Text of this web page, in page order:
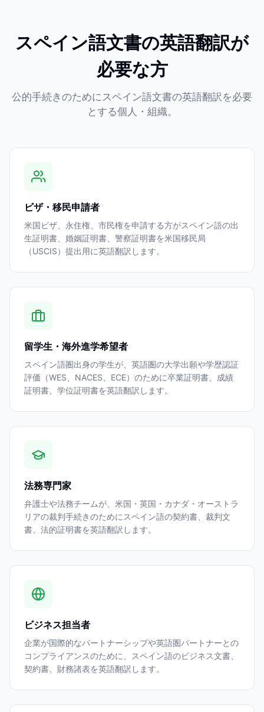
スペイン語文書の英語翻訳が
必要な方
公的手続きのためにスペイン語文書の英語翻訳を必要
とする個人・組織。
ビザ・移民申請者
米国ビザ、永住権、市民権を申請する方がスペイン語の出
生証明書、婚姻証明書、警察証明書を米国移民局
（USCIS）提出用に英語翻訳します。
留学生・海外進学希望者
スペイン語圏出身の学生が、英語圏の大学出願や学歴認証
評価（WES、NACES、ECE）のために卒業証明書、成績
証明書、学位証明書を英語翻訳します。
法務専門家
弁護士や法務チームが、米国・英国・カナダ・オーストラ
リアの裁判手続きのためにスペイン語の契約書、裁判文
書、法的証明書を英語翻訳します。
ビジネス担当者
企業が国際的なパートナーシップや英語圏パートナーとの
コンプライアンスのために、スペイン語のビジネス文書、
契約書、財務諸表を英語翻訳します。